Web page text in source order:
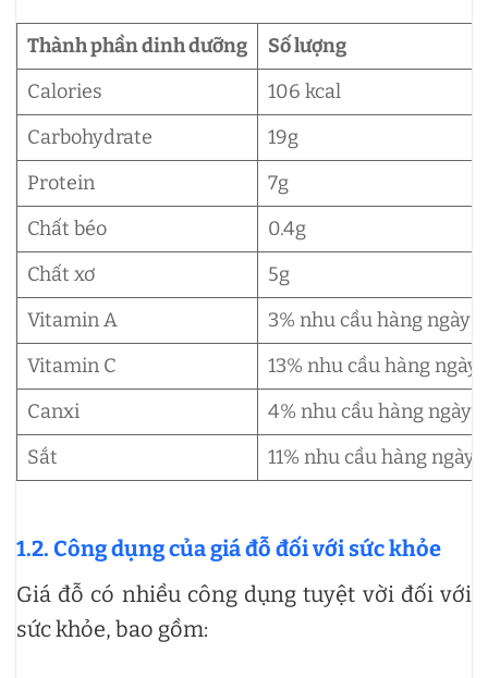
Thành phần dinh dưỡng
Số lượng
Calories
106 kcal
Carbohydrate
19g
Protein
7g
Chất béo
0.4g
Chất xơ
5g
Vitamin A
3% nhu cầu hàng ngày
Vitamin C
13% nhu cầu hàng ngày
Canxi
4% nhu cầu hàng ngày
Sắt
11% nhu cầu hàng ngày
1.2. Công dụng của giá đỗ đối với sức khỏe
Giá đỗ có nhiều công dụng tuyệt vời đối với
sức khỏe, bao gồm: